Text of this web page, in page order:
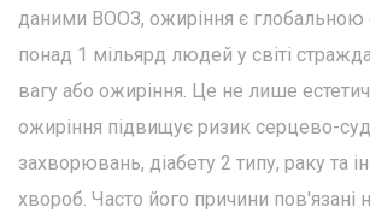
даними ВООЗ, ожиріння є глобальною
понад 1 мільярд людей у світі
вагу або ожиріння. Це не лише
ожиріння підвищує ризик серцево-
захворювань, діабету 2 типу, раку та
хвороб. Часто його причини пов'язані